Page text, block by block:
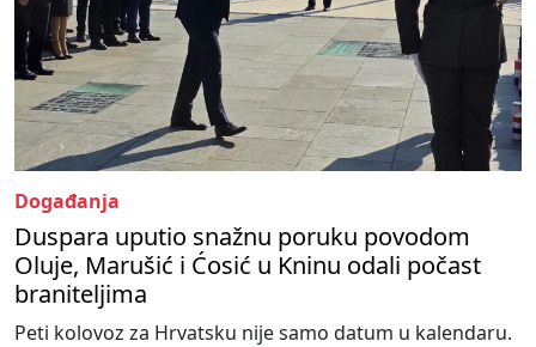
Događanja
Duspara uputio snažnu poruku povodom
Oluje, Marušić i Ćosić u Kninu odali počast
braniteljima
Peti kolovoz za Hrvatsku nije samo datum u kalendaru.